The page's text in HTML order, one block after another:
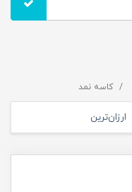
کاسه نمد
ارزان‌ترین